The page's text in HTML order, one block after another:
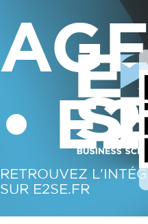
RETROUVEZ
SUR E2SE.FR